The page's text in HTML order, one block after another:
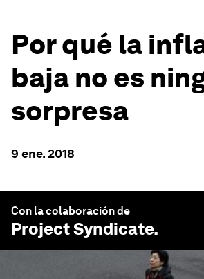
Por qué la
baja no es
sorpresa
9 ene. 2018
Con la colaboración de
Project Syndicate.